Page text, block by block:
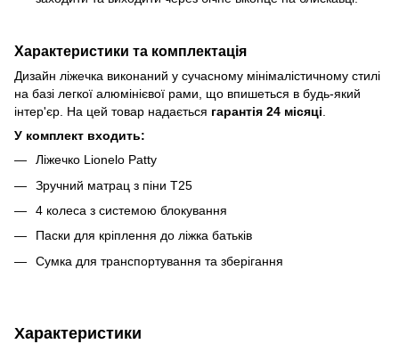
Характеристики та комплектація
Дизайн ліжечка виконаний у сучасному мінімалістичному стилі
на базі легкої алюмінієвої рами, що впишеться в будь-який
інтер'єр. На цей товар надається гарантія 24 місяці.
У комплект входить:
Ліжечко Lionelo Patty
Зручний матрац з піни T25
4 колеса з системою блокування
Паски для кріплення до ліжка батьків
Сумка для транспортування та зберігання
Характеристики